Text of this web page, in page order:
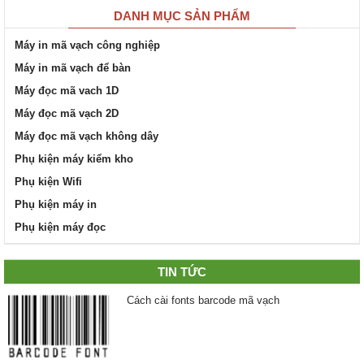
DANH MỤC SẢN PHẨM
Máy in mã vạch công nghiệp
Máy in mã vạch để bàn
Máy đọc mã vach 1D
Máy đọc mã vạch 2D
Máy đọc mã vạch không dây
Phụ kiện máy kiểm kho
Phụ kiện Wifi
Phụ kiện máy in
Phụ kiện máy đọc
TIN TỨC
Cách cài fonts barcode mã vạch